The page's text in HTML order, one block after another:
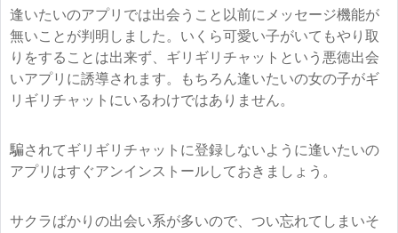
逢いたいのアプリでは出会うこと以前にメッセージ機能が
無いことが判明しました。いくら可愛い子がいてもやり取
りをすることは出来ず、ギリギリチャットという悪徳出会
いアプリに誘導されます。もちろん逢いたいの女の子がギ
リギリチャットにいるわけではありません。
騙されてギリギリチャットに登録しないように逢いたいの
アプリはすぐアンインストールしておきましょう。
サクラばかりの出会い系が多いので、つい忘れてしまいそ